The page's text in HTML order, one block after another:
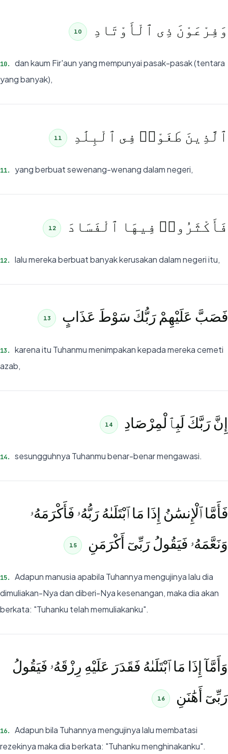
وَفِرْعَوْنَ ذِى ٱلْأَوْتَادِ 10
10.
dan kaum Fir'aun yang mempunyai pasak-pasak (tentara
yang banyak),
ٱلَّذِينَ طَغَوْا۟ فِى ٱلْبِلَٰدِ 11
11. yang berbuat sewenang-wenang dalam negeri,
فَأَكْثَرُوا۟ فِيهَا ٱلْفَسَادَ 12
12. lalu mereka berbuat banyak kerusakan dalam negeri itu,
فَصَبَّ عَلَيْهِمْ رَبُّكَ سَوْطَ عَذَابٍ 13
13.
karena itu Tuhanmu menimpakan kepada mereka cemeti
azab,
إِنَّ رَبَّكَ لَبِٱلْمِرْصَادِ 14
14. sesungguhnya Tuhanmu benar-benar mengawasi.
فَأَمَّا ٱلْإِنسَٰنُ إِذَا مَا ٱبْتَلَىٰهُ رَبُّهُۥ فَأَكْرَمَهُۥ
وَنَعَّمَهُۥ فَيَقُولُ رَبِّىٓ أَكْرَمَنِ
15
15.
Adapun manusia apabila Tuhannya mengujinya lalu dia
dimuliakan-Nya dan diberi-Nya kesenangan, maka dia akan
berkata: "Tuhanku telah memuliakanku".
وَأَمَّآ إِذَا مَا ٱبْتَلَىٰهُ فَقَدَرَ عَلَيْهِ رِزْقَهُۥ فَيَقُولُ
رَبِّىٓ أَهَٰنَنِ
16
16.
Adapun bila Tuhannya mengujinya lalu membatasi
rezekinya maka dia berkata: "Tuhanku menghinakanku".